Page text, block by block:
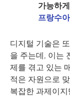
가능하
프랑수
디지털 기술은
을 주는데, 이는
제를 겪고 있는
적은 자원으로
복잡한 과제이